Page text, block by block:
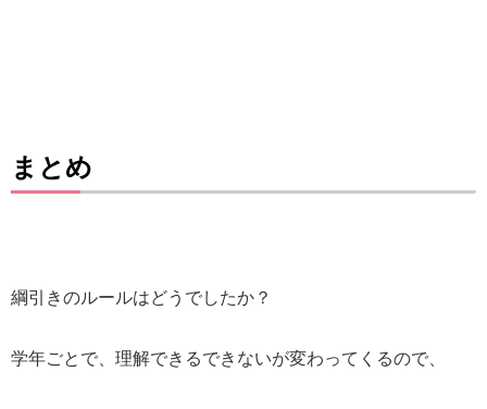
まとめ
綱引きのルールはどうでしたか？
学年ごとで、理解できるできないが変わってくるので、